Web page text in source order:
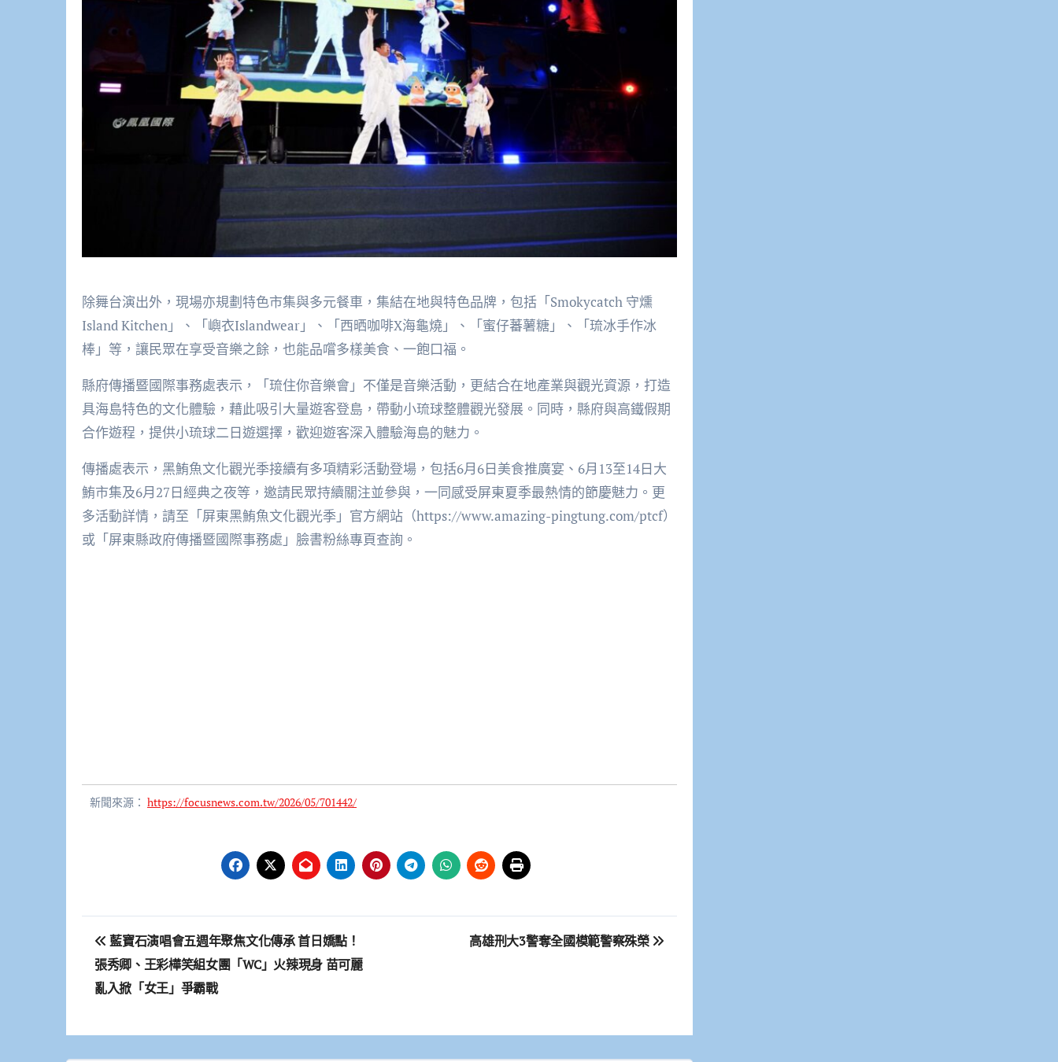
除舞台演出外，現場亦規劃特色市集與多元餐車，集結在地與特色品牌，包括「Smokycatch 守燻
Island Kitchen」、「嶼衣Islandwear」、「西晒咖啡X海龜燒」、「蜜仔蕃薯糖」、「琉冰手作冰
棒」等，讓民眾在享受音樂之餘，也能品嚐多樣美食、一飽口福。
縣府傳播暨國際事務處表示，「琉住你音樂會」不僅是音樂活動，更結合在地產業與觀光資源，打造
具海島特色的文化體驗，藉此吸引大量遊客登島，帶動小琉球整體觀光發展。同時，縣府與高鐵假期
合作遊程，提供小琉球二日遊選擇，歡迎遊客深入體驗海島的魅力。
傳播處表示，黑鮪魚文化觀光季接續有多項精彩活動登場，包括6月6日美食推廣宴、6月13至14日大
鮪市集及6月27日經典之夜等，邀請民眾持續關注並參與，一同感受屏東夏季最熱情的節慶魅力。更
多活動詳情，請至「屏東黑鮪魚文化觀光季」官方網站（https://www.amazing-pingtung.com/ptcf）
或「屏東縣政府傳播暨國際事務處」臉書粉絲專頁查詢。
新聞來源： https://focusnews.com.tw/2026/05/701442/
文
章
導
覽
藍寶石演唱會五週年聚焦文化傳承 首日嬌點！
張秀卿、王彩樺笑組女團「WC」火辣現身 苗可麗
亂入掀「女王」爭霸戰
高雄刑大3警奪全國模範警察殊榮